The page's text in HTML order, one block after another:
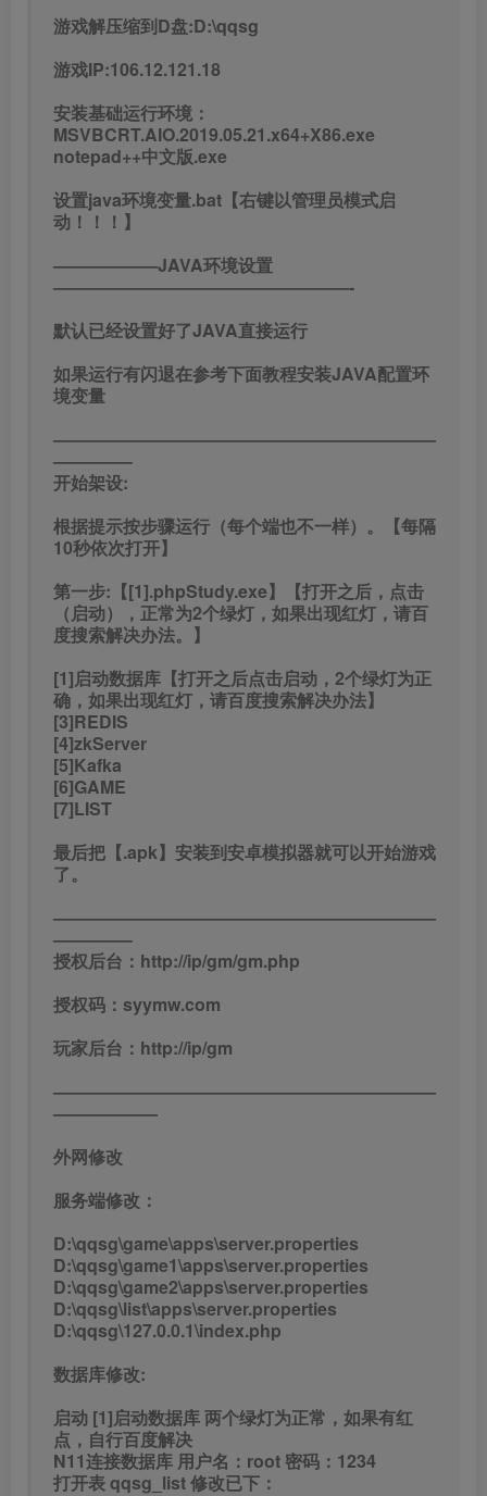
游戏解压缩到D盘:D:\qqsg
游戏IP:106.12.121.18
安装基础运行环境：
MSVBCRT.AIO.2019.05.21.x64+X86.exe
notepad++中文版.exe
设置java环境变量.bat【右键以管理员模式启
动！！！】
——————JAVA环境设置
—————————————————-
默认已经设置好了JAVA直接运行
如果运行有闪退在参考下面教程安装JAVA配置环
境变量
——————————————————————
————–
开始架设:
根据提示按步骤运行（每个端也不一样）。【每隔
10秒依次打开】
第一步:【[1].phpStudy.exe】【打开之后，点击
（启动），正常为2个绿灯，如果出现红灯，请百
度搜索解决办法。】
[1]启动数据库【打开之后点击启动，2个绿灯为正
确，如果出现红灯，请百度搜索解决办法】
[3]REDIS
[4]zkServer
[5]Kafka
[6]GAME
[7]LIST
最后把【.apk】安装到安卓模拟器就可以开始游戏
了。
——————————————————————
————–
授权后台：http://ip/gm/gm.php
授权码：syymw.com
玩家后台：http://ip/gm
——————————————————————
——————
外网修改
服务端修改：
D:\qqsg\game\apps\server.properties
D:\qqsg\game1\apps\server.properties
D:\qqsg\game2\apps\server.properties
D:\qqsg\list\apps\server.properties
D:\qqsg\127.0.0.1\index.php
数据库修改:
启动 [1]启动数据库 两个绿灯为正常，如果有红
点，自行百度解决
N11连接数据库 用户名：root 密码：1234
打开表 qqsg_list 修改已下：